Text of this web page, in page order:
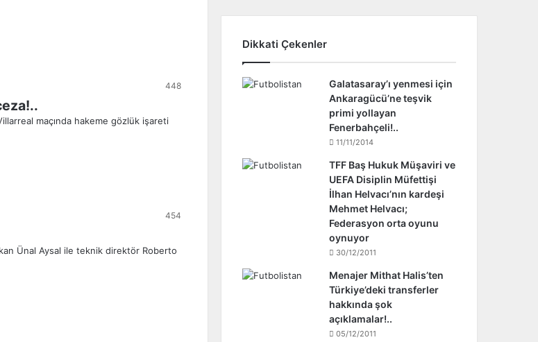
448
maçında hakeme gözlük işareti
454
Ünal Aysal ile teknik direktör Roberto
Dikkati Çekenler
Galatasaray’ı yenmesi için
Ankaragücü’ne teşvik
primi yollayan
Fenerbahçeli!..
11/11/2014
TFF Baş Hukuk Müşaviri ve
UEFA Disiplin Müfettişi
İlhan Helvacı’nın kardeşi
Mehmet Helvacı;
Federasyon orta oyunu
oynuyor
30/12/2011
Menajer Mithat Halis’ten
Türkiye’deki transferler
hakkında şok
açıklamalar!..
05/12/2011